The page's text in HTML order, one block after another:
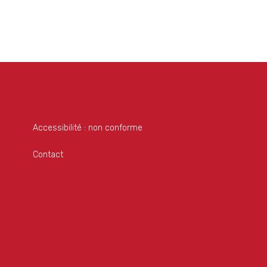
Accessibilité : non conforme
Contact